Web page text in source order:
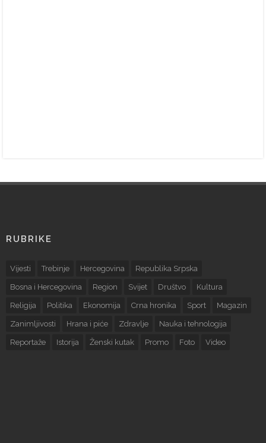
RUBRIKE
Vijesti Trebinje Hercegovina Republika Srpska
Bosna i Hercegovina Region Svijet Društvo Kultura
Religija Politika Ekonomija Crna hronika Sport Magazin
Zanimljivosti Hrana i piće Zdravlje Nauka i tehnologija
Reportaže Istorija Ženski kutak Promo Foto Video